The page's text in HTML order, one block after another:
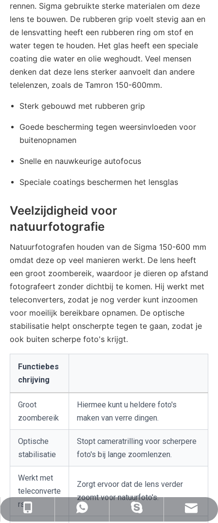
rennen. Sigma gebruikte sterke materialen om deze
lens te bouwen. De rubberen grip voelt stevig aan en
de lensvatting heeft een rubberen ring om stof en
water tegen te houden. Het glas heeft een speciale
coating die water en olie weghoudt. Veel mensen
denken dat deze lens sterker aanvoelt dan andere
telelenzen, zoals de Tamron 150-600mm.
Sterk gebouwd met rubberen grip
Goede bescherming tegen weersinvloeden voor
buitenopnamen
Snelle en nauwkeurige autofocus
Speciale coatings beschermen het lensglas
Veelzijdigheid voor
natuurfotografie
Natuurfotografen houden van de Sigma 150-600 mm
omdat deze op veel manieren werkt. De lens heeft
een groot zoombereik, waardoor je dieren op afstand
fotografeert zonder dichtbij te komen. Hij werkt met
teleconverters, zodat je nog verder kunt inzoomen
voor moeilijk bereikbare opnamen. De optische
stabilisatie helpt onscherpte tegen te gaan, zodat je
ook buiten scherpe foto's krijgt.
Functiebes
chrijving
Groot
zoombereik
Hiermee kunt u heldere foto's
maken van verre dingen.
Optische
stabilisatie
Stopt cameratrilling voor scherpere
foto's bij lange zoomlenzen.
Werkt met
teleconverte
rs
Zorgt ervoor dat de lens verder
zoomt voor natuurfoto's.
+86-159-5177-5819
+86 15951775819
sales@nj-optics.com